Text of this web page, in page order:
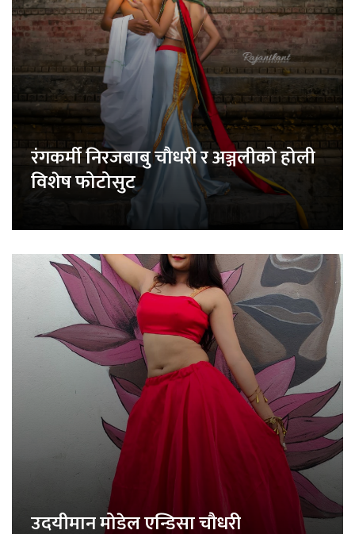
रंगकर्मी निरजबाबु चौधरी र अञ्जलीको होली
विशेष फोटोसुट
उदयीमान मोडेल एन्डिसा चौधरी